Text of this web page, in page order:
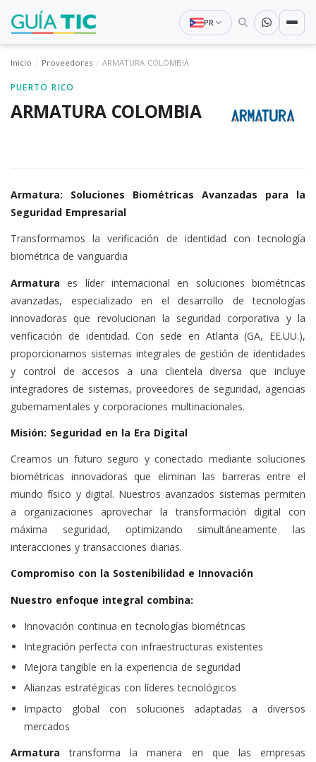
PR
Inicio Proveedores ARMATURA COLOMBIA
PUERTO RICO
ARMATURA COLOMBIA
Armatura: Soluciones Biométricas Avanzadas para la
Seguridad Empresarial
Transformamos la verificación de identidad con tecnología
biométrica de vanguardia
Armaturaes líder internacional en soluciones biométricas
avanzadas, especializado en el desarrollo de tecnologías
innovadoras que revolucionan la seguridad corporativa y la
verificación de identidad. Con sede en Atlanta (GA, EE.UU.),
proporcionamos sistemas integrales de gestión de identidades
y control de accesos a una clientela diversa que incluye
integradores de sistemas, proveedores de seguridad, agencias
gubernamentales y corporaciones multinacionales.
Misión: Seguridad en la Era Digital
Creamos un futuro seguro y conectado mediante soluciones
biométricas innovadoras que eliminan las barreras entre el
mundo físico y digital. Nuestros avanzados sistemas permiten
a organizaciones aprovechar la transformación digital con
máxima seguridad, optimizando simultáneamente las
interacciones y transacciones diarias.
Compromiso con la Sostenibilidad e Innovación
Nuestro enfoque integral combina:
Innovación continua en tecnologías biométricas
Integración perfecta con infraestructuras existentes
Mejora tangible en la experiencia de seguridad
Alianzas estratégicas con líderes tecnológicos
Impacto global con soluciones adaptadas a diversos
mercados
Armatura transforma la manera en que las empresas